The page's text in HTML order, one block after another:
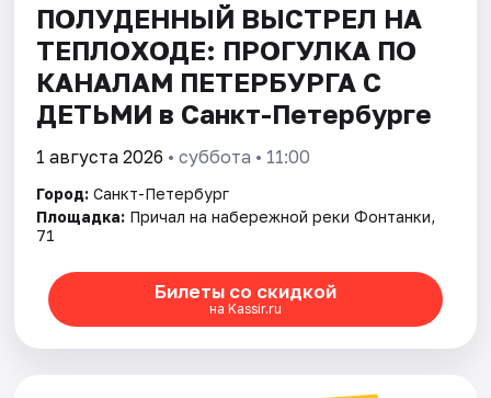
ПОЛУДЕННЫЙ ВЫСТРЕЛ НА
ТЕПЛОХОДЕ: ПРОГУЛКА ПО
КАНАЛАМ ПЕТЕРБУРГА С
ДЕТЬМИ в Санкт-Петербурге
1 августа 2026 • суббота • 11:00
Город: Санкт-Петербург
Площадка: Причал на набережной реки Фонтанки,
71
Билеты со скидкой
на Kassir.ru